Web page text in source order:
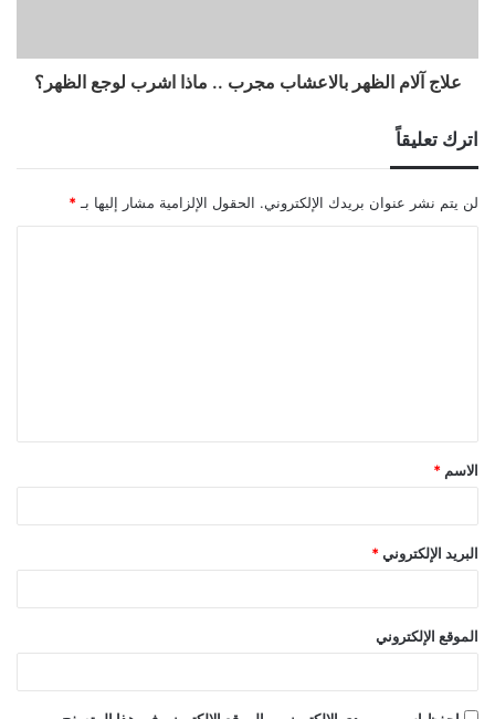
علاج آلام الظهر بالاعشاب مجرب .. ماذا اشرب لوجع الظهر؟
اترك تعليقاً
لن يتم نشر عنوان بريدك الإلكتروني. الحقول الإلزامية مشار إليها بـ *
ق
*
الاسم *
البريد الإلكتروني *
الموقع الإلكتروني